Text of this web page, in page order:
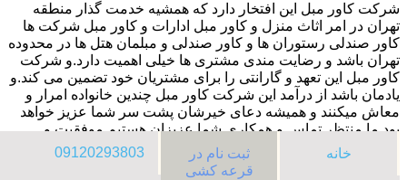
شرکت کاور مبل این افتخار دارد که همشیه خدمت گذار منطقه
تهران در امر اثاث منزل و کاور مبل ادارات و کاور مبل شرکت ها
کاور صندلی رستوران ها و کاور صندلی و مبلمان هتل ها در محدوده
تهران باشد و رضایت مندی مشتری ها خیلی اهمیت دارد.و شرکت
کاور مبل این تعهد و گارانتی را برای مشتریان خود تضمین می کند.و
یادمان باشد از درآمد این شرکت کاور مبل چندین خانواده امرار و
معاش میکنند و همیشه دعای خیرشان پشت سر شما عزیز خواهد
بود.ما منتظر تماس و همکاری شما عزیزان هستیم.موفقیت و
پیروزی شما آرزوی کاور مبل میباشد.به امید دیدار.
خانه
ثبت نام در
قرعه کشی
09120293803